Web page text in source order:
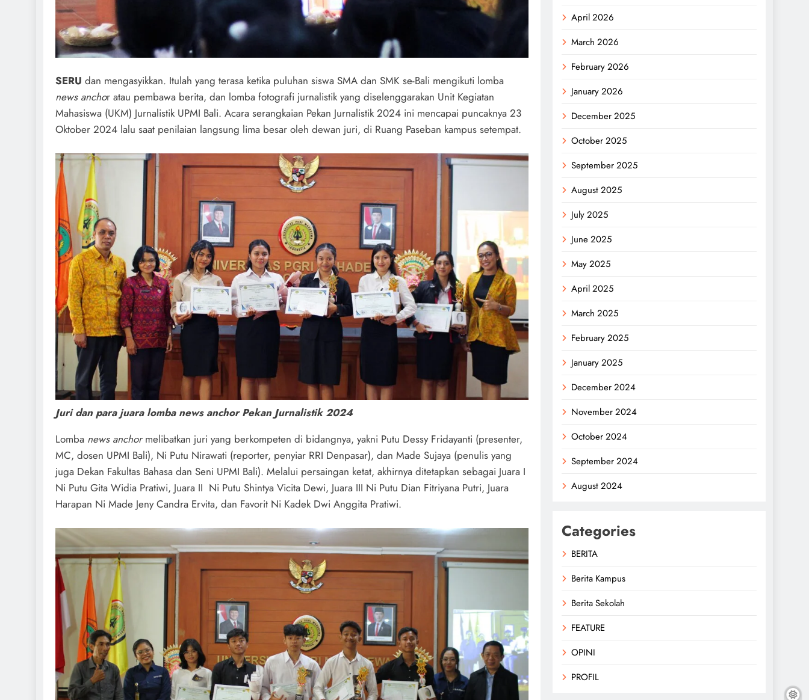
SERU dan mengasyikkan. Itulah yang terasa ketika puluhan siswa SMA dan SMK se-Bali mengikuti lomba
news anchor atau pembawa berita, dan lomba fotografi jurnalistik yang diselenggarakan Unit Kegiatan
Mahasiswa (UKM) Jurnalistik UPMI Bali. Acara serangkaian Pekan Jurnalistik 2024 ini mencapai puncaknya 23
Oktober 2024 lalu saat penilaian langsung lima besar oleh dewan juri, di Ruang Paseban kampus setempat.
Juri dan para juara lomba news anchor Pekan Jurnalistik 2024
Lomba news anchormelibatkan juri yang berkompeten di bidangnya, yakni Putu Dessy Fridayanti (presenter,
MC, dosen UPMI Bali), Ni Putu Nirawati (reporter, penyiar RRI Denpasar), dan Made Sujaya (penulis yang
juga Dekan Fakultas Bahasa dan Seni UPMI Bali). Melalui persaingan ketat, akhirnya ditetapkan sebagai Juara I
Ni Putu Gita Widia Pratiwi, Juara II Ni Putu Shintya Vicita Dewi, Juara III Ni Putu Dian Fitriyana Putri, Juara
Harapan Ni Made Jeny Candra Ervita, dan Favorit Ni Kadek Dwi Anggita Pratiwi.
April 2026
March 2026
February 2026
January 2026
December 2025
October 2025
September 2025
August 2025
July 2025
June 2025
May 2025
April 2025
March 2025
February 2025
January 2025
December 2024
November 2024
October 2024
September 2024
August 2024
Categories
BERITA
Berita Kampus
Berita Sekolah
FEATURE
OPINI
PROFIL